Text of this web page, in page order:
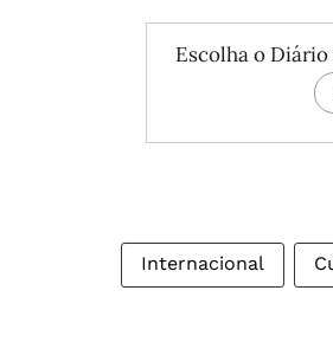
Escolha o
Internacional